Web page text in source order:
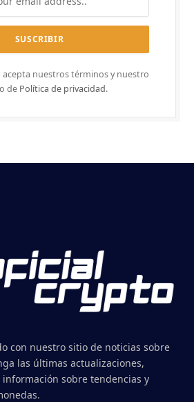
acepta nuestros términos y nuestro
de Política de privacidad.
con nuestro sitio de noticias sobre
las últimas actualizaciones,
sobre tendencias y